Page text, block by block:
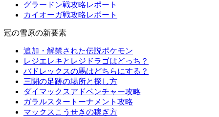
グラードン戦攻略レポート
カイオーガ戦攻略レポート
冠の雪原の新要素
追加・解禁された伝説ポケモン
レジエレキとレジドラゴはどっち？
バドレックスの馬はどちらにする？
三闘の足跡の場所と探し方
ダイマックスアドベンチャー攻略
ガラルスタートーナメント攻略
マックスこうせきの稼ぎ方